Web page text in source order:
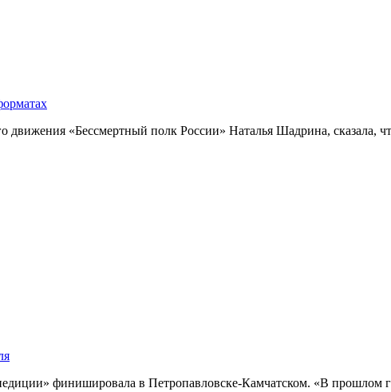
движения «Бессмертный полк России» Наталья Шадрина, сказала,
финишировала в Петропавловске-Камчатском. «В прошлом